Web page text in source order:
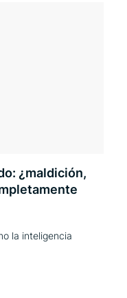
¿maldición,
la inteligencia